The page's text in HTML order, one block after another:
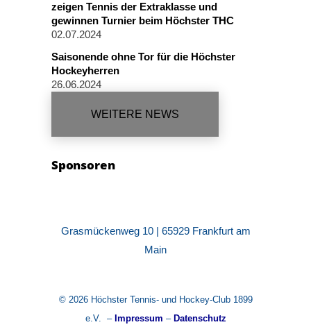
zeigen Tennis der Extraklasse und
gewinnen Turnier beim Höchster THC
02.07.2024
Saisonende ohne Tor für die Höchster
Hockeyherren
26.06.2024
WEITERE NEWS
Sponsoren
Grasmückenweg 10 | 65929 Frankfurt am
Main
© 2026 Höchster Tennis- und Hockey-Club 1899
e.V. – Impressum – Datenschutz